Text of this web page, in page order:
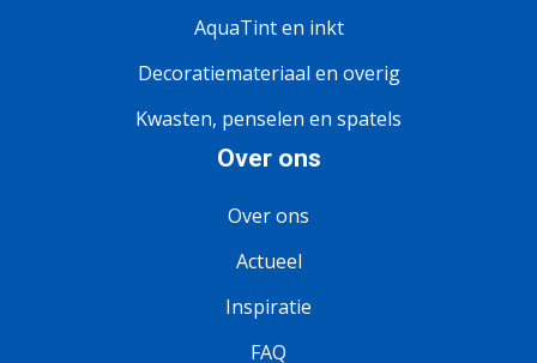
AquaTint en inkt
Decoratiemateriaal en overig
Kwasten, penselen en spatels
Over ons
Over ons
Actueel
Inspiratie
FAQ